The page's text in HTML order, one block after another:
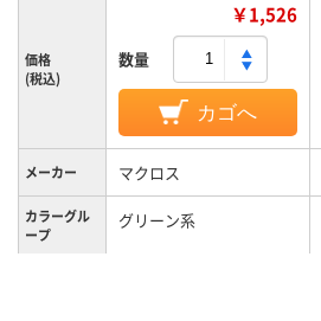
価格
(税込)
￥1,526
数量
カゴへ
メーカー マクロス
カラーグル
ープ
グリーン系